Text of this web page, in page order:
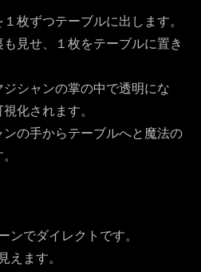
枚ずつテーブルに出します。
見せ、１枚をテーブルに置き
シャンの掌の中で透明にな
化されます。
ンの手からテーブルへと魔法の
ンでダイレクトです。
えます。